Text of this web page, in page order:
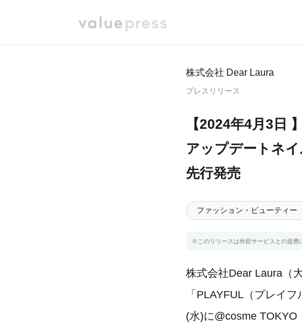
株式会社 Dear Laura
プレスリリース
【2024年4月3日
アップデートネ
先行発売
ファッション・ビューティー
※このリリースは外部サービスとの提携
株式会社Dear Laura（
「PLAYFUL（プレイ
(水)に@cosme